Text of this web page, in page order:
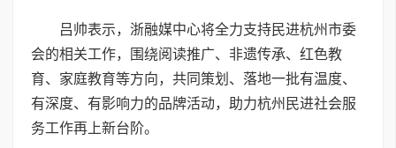
吕帅表示，浙融媒中心将全力支持民进杭州市委
会的相关工作，围绕阅读推广、非遗传承、红色教
育、家庭教育等方向，共同策划、落地一批有温度、
有深度、有影响力的品牌活动，助力杭州民进社会服
务工作再上新台阶。